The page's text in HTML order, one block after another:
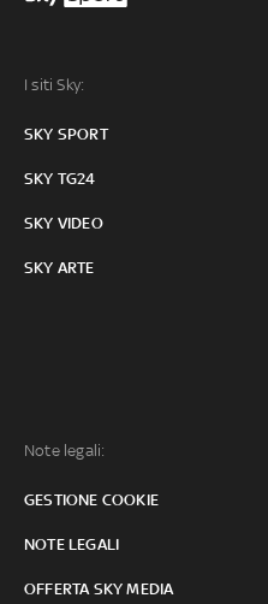
I siti Sky:
SKY SPORT
SKY TG24
SKY VIDEO
SKY ARTE
Note legali:
GESTIONE COOKIE
NOTE LEGALI
OFFERTA SKY MEDIA